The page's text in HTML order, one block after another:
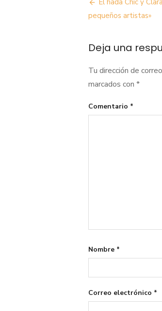
de
El hada Chic y
pequeños artistas»
Deja una
Tu dirección de
marcados con *
Comentario *
Nombre *
Correo electrónico *